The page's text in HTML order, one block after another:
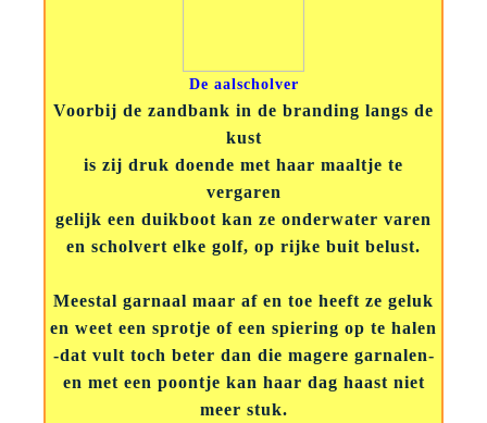
De aalscholver
Voorbij de zandbank in de branding langs de
kust
is zij druk doende met haar maaltje te
vergaren
gelijk een duikboot kan ze onderwater varen
en scholvert elke golf, op rijke buit belust.
Meestal garnaal maar af en toe heeft ze geluk
en weet een sprotje of een spiering op te halen
-dat vult toch beter dan die magere garnalen-
en met een poontje kan haar dag haast niet
meer stuk.